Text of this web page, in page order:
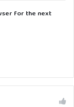
for the next